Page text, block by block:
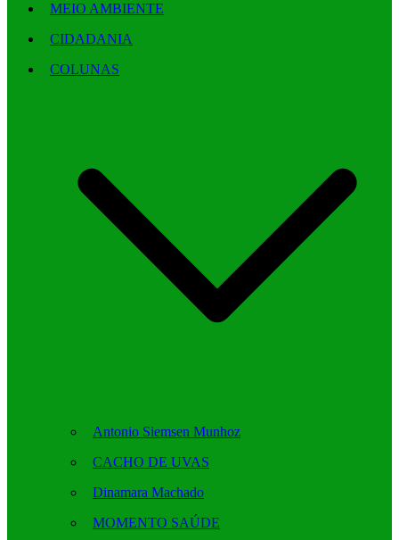
MEIO AMBIENTE
CIDADANIA
COLUNAS
Antonio Siemsen Munhoz
CACHO DE UVAS
Dinamara Machado
MOMENTO SAÚDE